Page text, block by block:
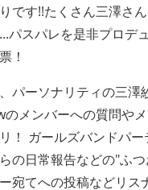
です!!たくさん三澤さ
パスパレを是非プロデ
！
パーソナリティの三
メンバーへの質問やメ
リ！ ガールズバンドパ
の日常報告などの"ふつ
宛てへの投稿などリス